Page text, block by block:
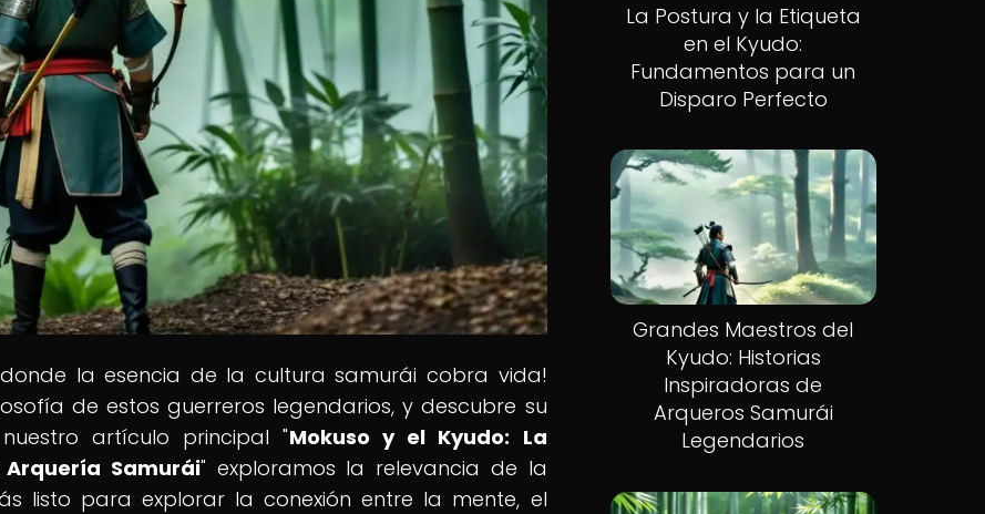
la esencia de la cultura samurái cobra vida!
de estos guerreros legendarios, y descubre su
artículo principal "Mokuso y el Kyudo: La
Samurái" exploramos la relevancia de la
listo para explorar la conexión entre la mente, el
La Postura y la Etiqueta
en el Kyudo:
Fundamentos para un
Disparo Perfecto
Grandes Maestros del
Kyudo: Historias
Inspiradoras de
Arqueros Samurái
Legendarios